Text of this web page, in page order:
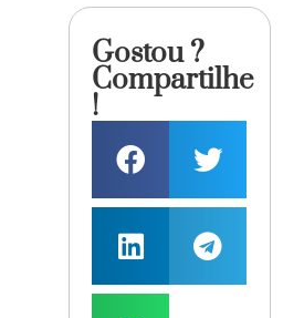
Gostou ?
Compartilhe
!